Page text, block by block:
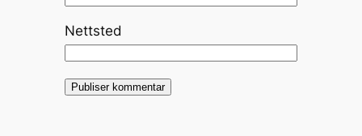
Nettsted